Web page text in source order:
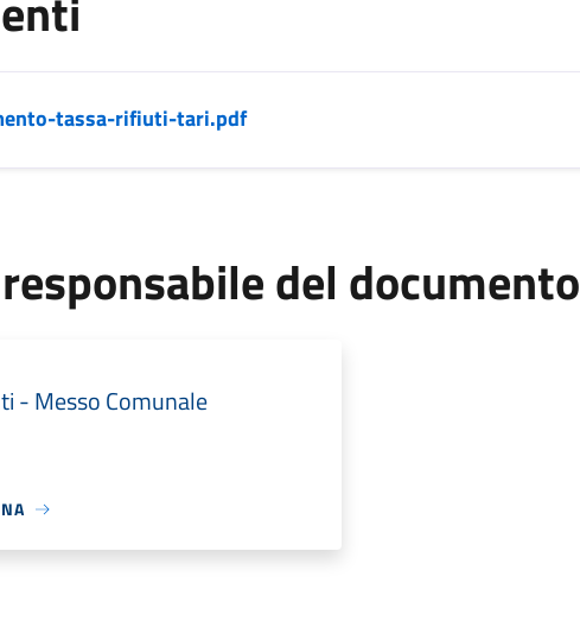
tassa-rifiuti-tari.pdf
del documento
- Messo Comunale